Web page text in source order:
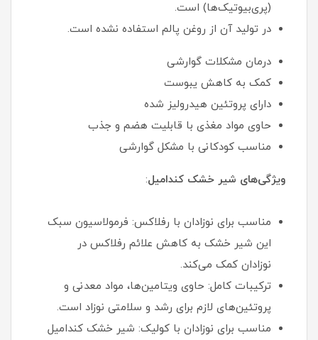
(پری‌بیوتیک‌ها) است.
در تولید آن از روغن پالم استفاده نشده است.
درمان مشکلات گوارشی
کمک به کاهش یبوست
دارای پروتئین هیدرولیز شده
حاوی مواد مغذی با قابلیت هضم و جذب
مناسب کودکانی با مشکل گوارشی
ویژگی‌های شیر خشک کندامیل:
مناسب برای نوزادان با رفلاکس: فرمولاسیون سبک
این شیر خشک به کاهش علائم رفلاکس در
نوزادان کمک می‌کند.
ترکیبات کامل: حاوی ویتامین‌ها، مواد معدنی و
پروتئین‌های لازم برای رشد و سلامتی نوزاد است.
مناسب برای نوزادان با کولیک: شیر خشک کندامیل